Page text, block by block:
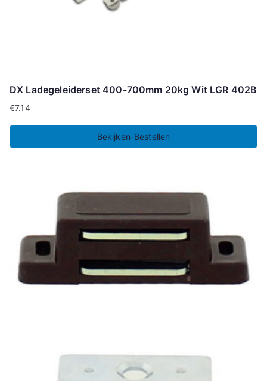
DX Ladegeleiderset 400-700mm 20kg Wit LGR 402B
€7.14
Bekijken-Bestellen